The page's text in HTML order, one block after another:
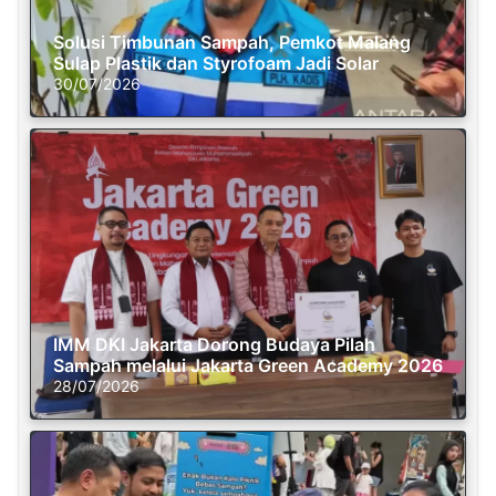
Solusi Timbunan Sampah, Pemkot Malang
Sulap Plastik dan Styrofoam Jadi Solar
30/07/2026
IMM DKI Jakarta Dorong Budaya Pilah
Sampah melalui Jakarta Green Academy 2026
28/07/2026